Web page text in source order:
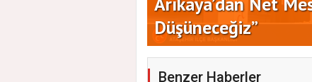
Düşüneceğiz”
Benzer Haberler